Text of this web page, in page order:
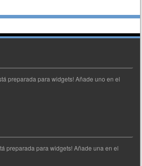
preparada para widgets! Añade uno en el
preparada para widgets! Añade una en el